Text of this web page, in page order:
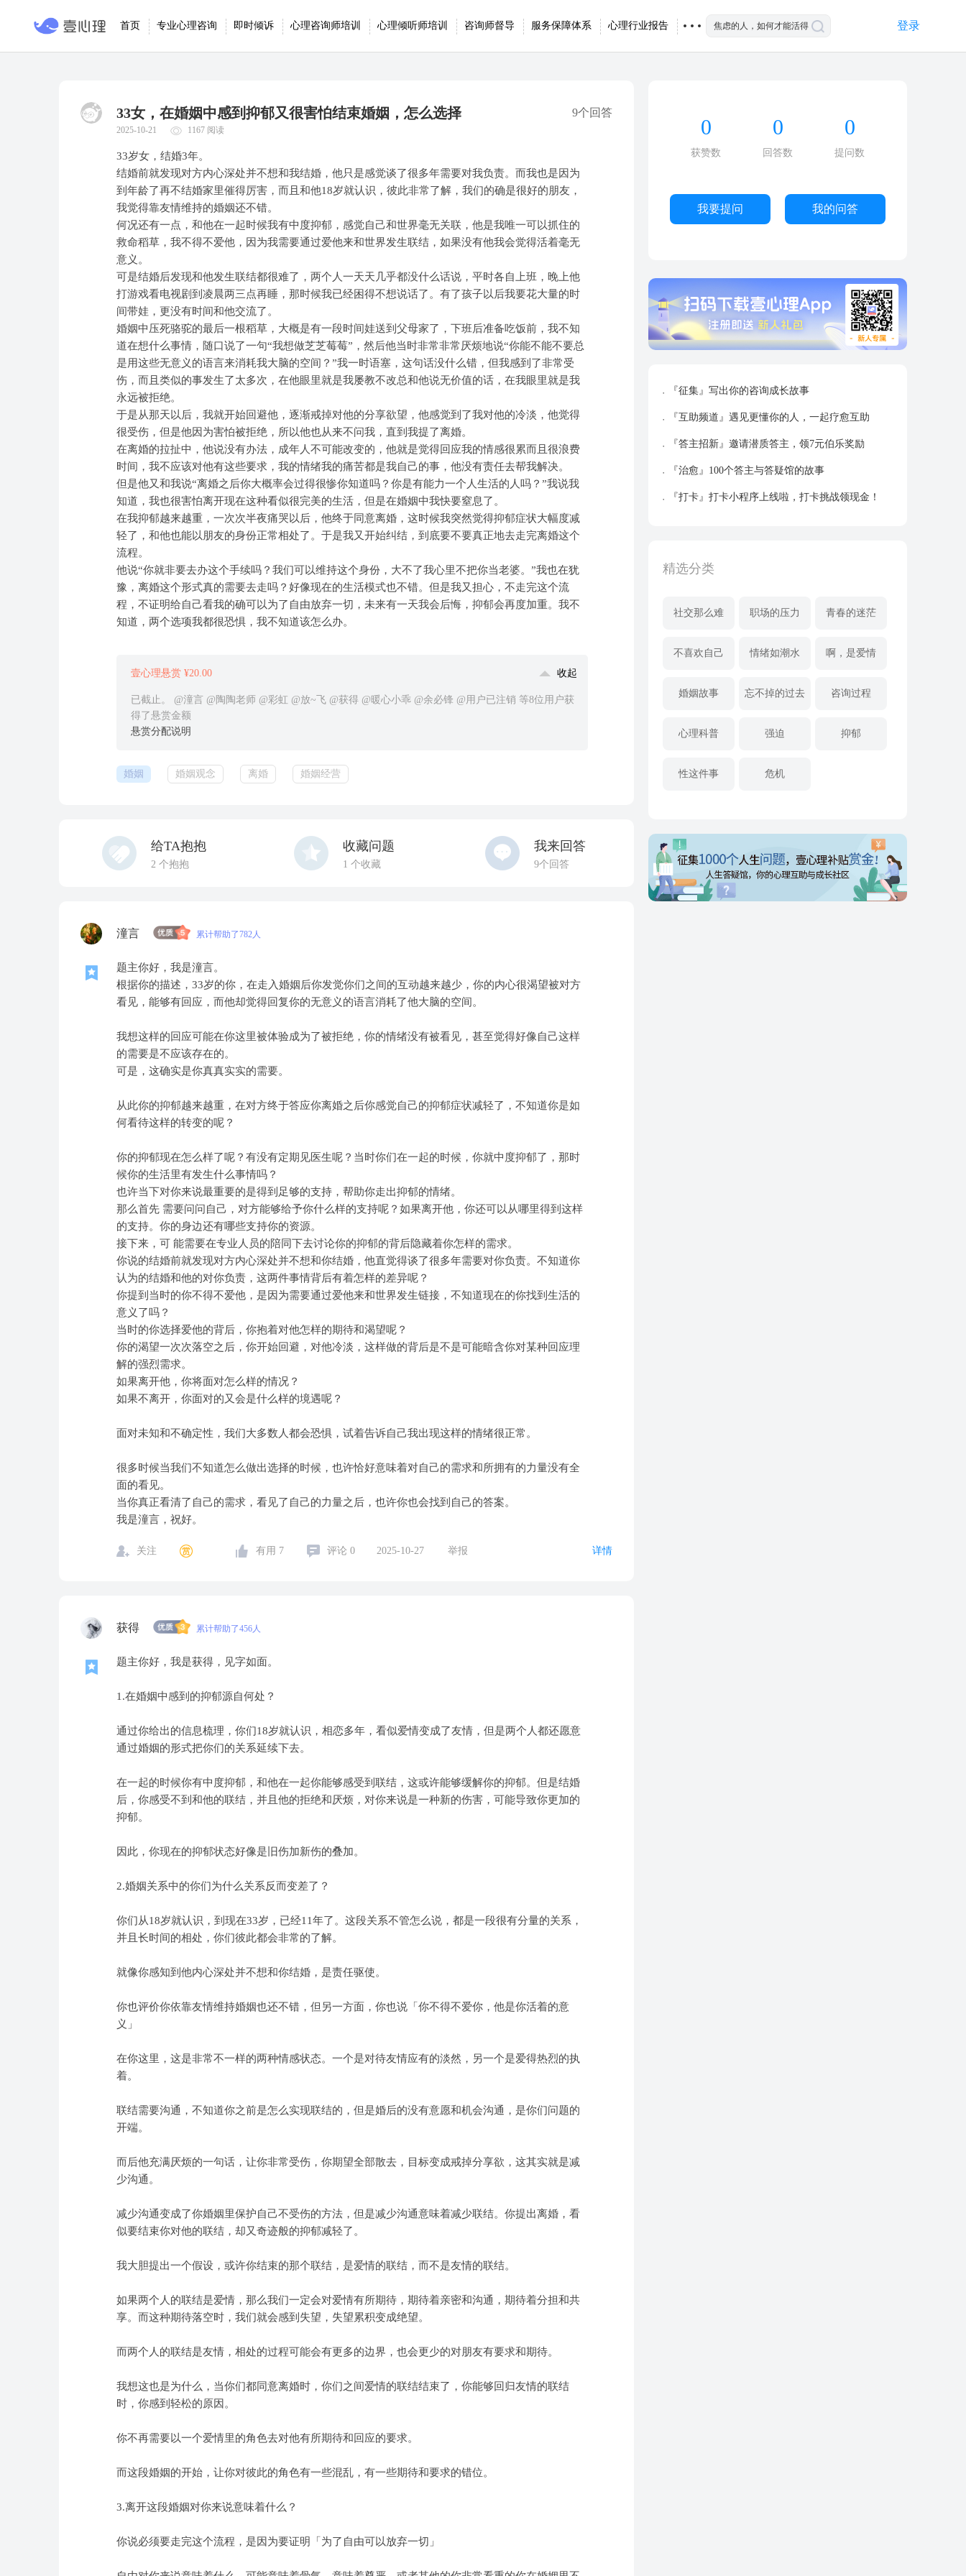
首页 专业心理咨询 即时倾诉 心理咨询师培训 心理倾听师培训 咨询师督导 服务保障体系 心理行业报告 登录
33女，在婚姻中感到抑郁又很害怕结束婚姻，怎么选择 9个回答
2025-10-21 1167 阅读
33岁女，结婚3年。
结婚前就发现对方内心深处并不想和我结婚，他只是感觉谈了很多年需要对我负责。而我也是因为
到年龄了再不结婚家里催得厉害，而且和他18岁就认识，彼此非常了解，我们的确是很好的朋友，
我觉得靠友情维持的婚姻还不错。
何况还有一点，和他在一起时候我有中度抑郁，感觉自己和世界毫无关联，他是我唯一可以抓住的
救命稻草，我不得不爱他，因为我需要通过爱他来和世界发生联结，如果没有他我会觉得活着毫无
意义。
可是结婚后发现和他发生联结都很难了，两个人一天天几乎都没什么话说，平时各自上班，晚上他
打游戏看电视剧到凌晨两三点再睡，那时候我已经困得不想说话了。有了孩子以后我要花大量的时
间带娃，更没有时间和他交流了。
婚姻中压死骆驼的最后一根稻草，大概是有一段时间娃送到父母家了，下班后准备吃饭前，我不知
道在想什么事情，随口说了一句“我想做芝芝莓莓”，然后他当时非常非常厌烦地说“你能不能不要总
是用这些无意义的语言来消耗我大脑的空间？”我一时语塞，这句话没什么错，但我感到了非常受
伤，而且类似的事发生了太多次，在他眼里就是我屡教不改总和他说无价值的话，在我眼里就是我
永远被拒绝。
于是从那天以后，我就开始回避他，逐渐戒掉对他的分享欲望，他感觉到了我对他的冷淡，他觉得
很受伤，但是他因为害怕被拒绝，所以他也从来不问我，直到我提了离婚。
在离婚的拉扯中，他说没有办法，成年人不可能改变的，他就是觉得回应我的情感很累而且很浪费
时间，我不应该对他有这些要求，我的情绪我的痛苦都是我自己的事，他没有责任去帮我解决。
但是他又和我说“离婚之后你大概率会过得很惨你知道吗？你是有能力一个人生活的人吗？”我说我
知道，我也很害怕离开现在这种看似很完美的生活，但是在婚姻中我快要窒息了。
在我抑郁越来越重，一次次半夜痛哭以后，他终于同意离婚，这时候我突然觉得抑郁症状大幅度减
轻了，和他也能以朋友的身份正常相处了。于是我又开始纠结，到底要不要真正地去走完离婚这个
流程。
他说“你就非要去办这个手续吗？我们可以维持这个身份，大不了我心里不把你当老婆。”我也在犹
豫，离婚这个形式真的需要去走吗？好像现在的生活模式也不错。但是我又担心，不走完这个流
程，不证明给自己看我的确可以为了自由放弃一切，未来有一天我会后悔，抑郁会再度加重。我不
知道，两个选项我都很恐惧，我不知道该怎么办。
壹心理悬赏 ¥20.00 收起
已截止。 @潼言 @陶陶老师 @彩虹 @放~飞 @获得 @暖心小乖 @余必锋 @用户已注销 等8位用户获
得了悬赏金额
悬赏分配说明
婚姻 婚姻观念 离婚 婚姻经营
给TA抱抱
2 个抱抱
收藏问题
1 个收藏
我来回答
9个回答
潼言 累计帮助了782人
题主你好，我是潼言。
根据你的描述，33岁的你，在走入婚姻后你发觉你们之间的互动越来越少，你的内心很渴望被对方
看见，能够有回应，而他却觉得回复你的无意义的语言消耗了他大脑的空间。
我想这样的回应可能在你这里被体验成为了被拒绝，你的情绪没有被看见，甚至觉得好像自己这样
的需要是不应该存在的。
可是，这确实是你真真实实的需要。
从此你的抑郁越来越重，在对方终于答应你离婚之后你感觉自己的抑郁症状减轻了，不知道你是如
何看待这样的转变的呢？
你的抑郁现在怎么样了呢？有没有定期见医生呢？当时你们在一起的时候，你就中度抑郁了，那时
候你的生活里有发生什么事情吗？
也许当下对你来说最重要的是得到足够的支持，帮助你走出抑郁的情绪。
那么首先 需要问问自己，对方能够给予你什么样的支持呢？如果离开他，你还可以从哪里得到这样
的支持。你的身边还有哪些支持你的资源。
接下来，可 能需要在专业人员的陪同下去讨论你的抑郁的背后隐藏着你怎样的需求。
你说的结婚前就发现对方内心深处并不想和你结婚，他直觉得谈了很多年需要对你负责。不知道你
认为的结婚和他的对你负责，这两件事情背后有着怎样的差异呢？
你提到当时的你不得不爱他，是因为需要通过爱他来和世界发生链接，不知道现在的你找到生活的
意义了吗？
当时的你选择爱他的背后，你抱着对他怎样的期待和渴望呢？
你的渴望一次次落空之后，你开始回避，对他冷淡，这样做的背后是不是可能暗含你对某种回应理
解的强烈需求。
如果离开他，你将面对怎么样的情况？
如果不离开，你面对的又会是什么样的境遇呢？
面对未知和不确定性，我们大多数人都会恐惧，试着告诉自己我出现这样的情绪很正常。
很多时候当我们不知道怎么做出选择的时候，也许恰好意味着对自己的需求和所拥有的力量没有全
面的看见。
当你真正看清了自己的需求，看见了自己的力量之后，也许你也会找到自己的答案。
我是潼言，祝好。
关注 有用 7 评论 0 2025-10-27 举报 详情
获得 累计帮助了456人
题主你好，我是获得，见字如面。
1.在婚姻中感到的抑郁源自何处？
通过你给出的信息梳理，你们18岁就认识，相恋多年，看似爱情变成了友情，但是两个人都还愿意
通过婚姻的形式把你们的关系延续下去。
在一起的时候你有中度抑郁，和他在一起你能够感受到联结，这或许能够缓解你的抑郁。但是结婚
后，你感受不到和他的联结，并且他的拒绝和厌烦，对你来说是一种新的伤害，可能导致你更加的
抑郁。
因此，你现在的抑郁状态好像是旧伤加新伤的叠加。
2.婚姻关系中的你们为什么关系反而变差了？
你们从18岁就认识，到现在33岁，已经11年了。这段关系不管怎么说，都是一段很有分量的关系，
并且长时间的相处，你们彼此都会非常的了解。
就像你感知到他内心深处并不想和你结婚，是责任驱使。
你也评价你依靠友情维持婚姻也还不错，但另一方面，你也说「你不得不爱你，他是你活着的意
义」
在你这里，这是非常不一样的两种情感状态。一个是对待友情应有的淡然，另一个是爱得热烈的执
着。
联结需要沟通，不知道你之前是怎么实现联结的，但是婚后的没有意愿和机会沟通，是你们问题的
开端。
而后他充满厌烦的一句话，让你非常受伤，你期望全部散去，目标变成戒掉分享欲，这其实就是减
少沟通。
减少沟通变成了你婚姻里保护自己不受伤的方法，但是减少沟通意味着减少联结。你提出离婚，看
似要结束你对他的联结，却又奇迹般的抑郁减轻了。
我大胆提出一个假设，或许你结束的那个联结，是爱情的联结，而不是友情的联结。
如果两个人的联结是爱情，那么我们一定会对爱情有所期待，期待着亲密和沟通，期待着分担和共
享。而这种期待落空时，我们就会感到失望，失望累积变成绝望。
而两个人的联结是友情，相处的过程可能会有更多的边界，也会更少的对朋友有要求和期待。
我想这也是为什么，当你们都同意离婚时，你们之间爱情的联结结束了，你能够回归友情的联结
时，你感到轻松的原因。
你不再需要以一个爱情里的角色去对他有所期待和回应的要求。
而这段婚姻的开始，让你对彼此的角色有一些混乱，有一些期待和要求的错位。
3.离开这段婚姻对你来说意味着什么？
你说必须要走完这个流程，是因为要证明「为了自由可以放弃一切」
0
获赞数
0
回答数
0
提问数
我要提问 我的问答
『征集』写出你的咨询成长故事
『互助频道』遇见更懂你的人，一起疗愈互助
『答主招新』邀请潜质答主，领7元伯乐奖励
『治愈』100个答主与答疑馆的故事
『打卡』打卡小程序上线啦，打卡挑战领现金！
精选分类
社交那么难 职场的压力 青春的迷茫
不喜欢自己 情绪如潮水 啊，是爱情
婚姻故事 忘不掉的过去 咨询过程
心理科普 强迫 抑郁
性这件事 危机